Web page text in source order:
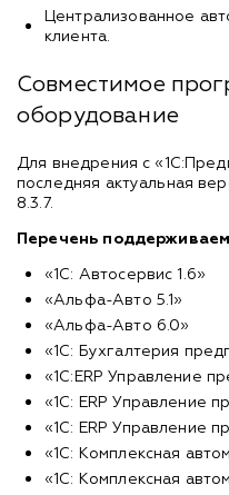
Централизованное
клиента.
Совместимое
оборудование
Для внедрения с
последняя актуальная
8.3.7.
Перечень
«1С: Автосервис 1.6»
«Альфа-Авто 5.1»
«Альфа-Авто 6.0»
«1С: Бухгалтерия
«1С:ERP Управление
«1С: ERP Управление
«1С: ERP Управление
«1С: Комплексная
«1С: Комплексная